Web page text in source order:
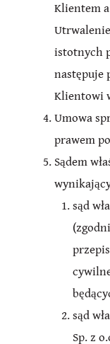
Klientem a
istotnych
następuje
Klientowi
Umowa
prawem
Sądem
sąd
sąd
Sp. z